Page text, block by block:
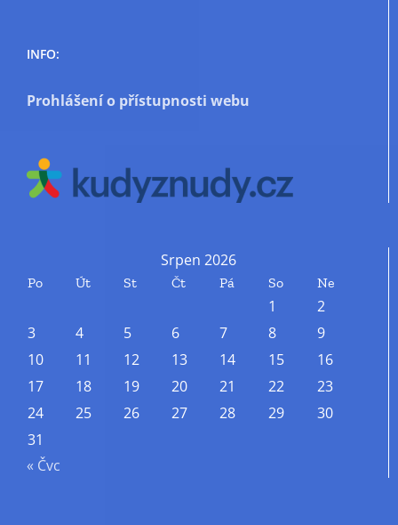
INFO:
Prohlášení o přístupnosti webu
Srpen 2026
Po Út St Čt Pá So Ne
1
2
3
4 5 6 7 8
9
10
11 12 13 14 15
16
17
18 19 20 21 22
23
24
25 26 27 28 29
30
31
« Čvc